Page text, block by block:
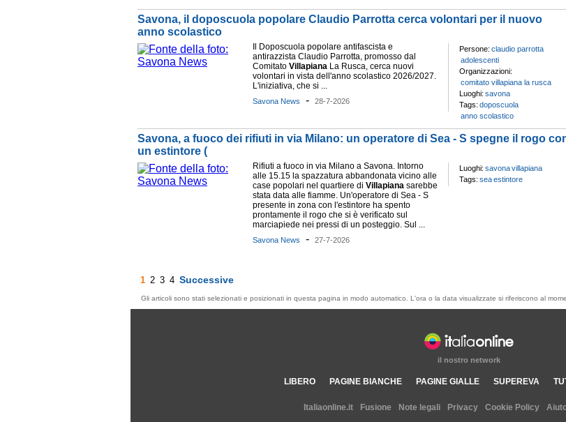
Savona, il doposcuola popolare Claudio Parrotta cerca volontari per il nuovo
anno scolastico
Il Doposcuola popolare antifascista e
antirazzista Claudio Parrotta, promosso dal
Comitato Villapiana La Rusca, cerca nuovi
volontari in vista dell'anno scolastico 2026/2027.
L'iniziativa, che si ...
Savona News - 28-7-2026
Persone: claudio parrotta
adolescenti
Organizzazioni:
comitato villapiana la rusca
Luoghi: savona
Tags: doposcuola
anno scolastico
Savona, a fuoco dei rifiuti in via Milano: un operatore di Sea - S spegne il rogo
un estintore (
Rifiuti a fuoco in via Milano a Savona. Intorno
alle 15.15 la spazzatura abbandonata vicino alle
case popolari nel quartiere di Villapiana sarebbe
stata data alle fiamme. Un'operatore di Sea - S
presente in zona con l'estintore ha spento
prontamente il rogo che si è verificato sul
marciapiede nei pressi di un posteggio. Sul ...
Savona News - 27-7-2026
Luoghi: savonavillapiana
Tags: seaestintore
1 2 3 4 Successive
Gli articoli sono stati selezionati e posizionati in questa pagina in modo automatico. L'ora o la data visualizzate si riferiscono al
il nostro network
LIBERO PAGINE BIANCHE PAGINE GIALLE SUPEREVA
Italiaonline.it Fusione Note legali Privacy Cookie Policy